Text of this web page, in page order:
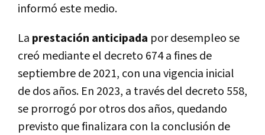
informó este medio.
La prestación anticipada por desempleo se
creó mediante el decreto 674 a fines de
septiembre de 2021, con una vigencia inicial
de dos años. En 2023, a través del decreto 558,
se prorrogó por otros dos años, quedando
previsto que finalizara con la conclusión de